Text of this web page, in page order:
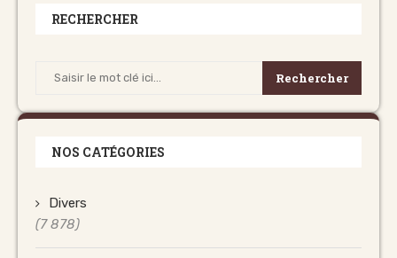
RECHERCHER
Rechercher
NOS CATÉGORIES
Divers
(7 878)